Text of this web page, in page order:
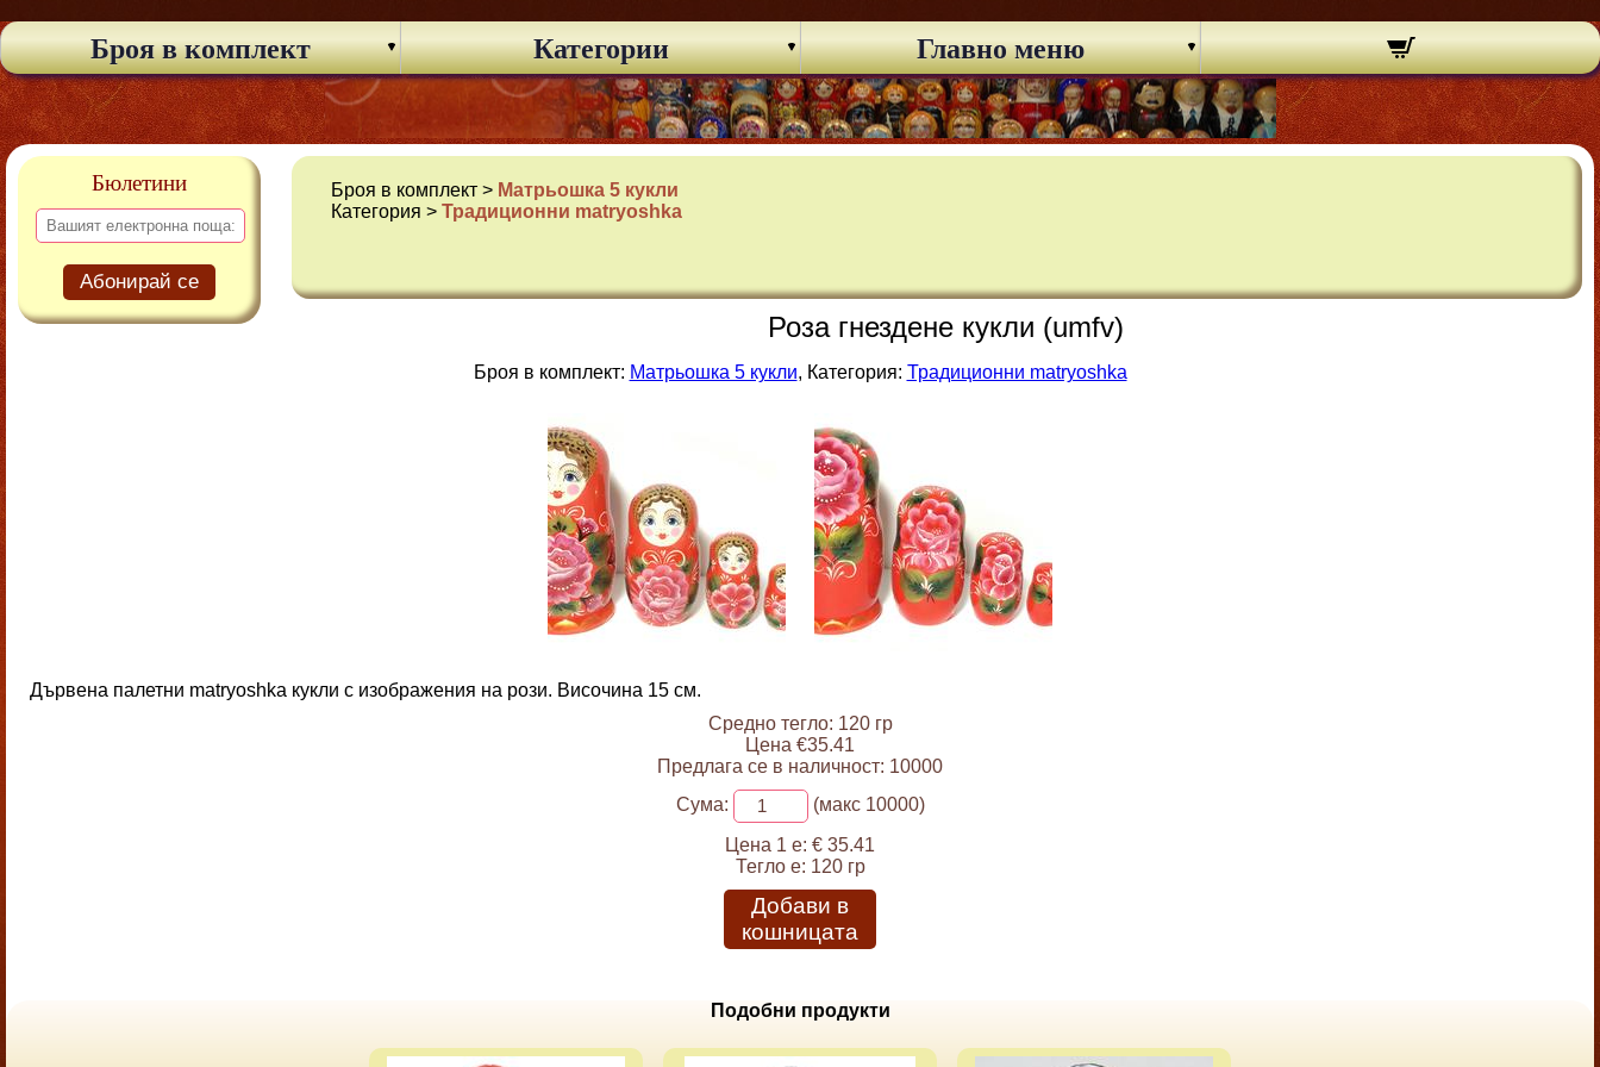
Броя в комплект Категории Главно меню
Бюлетини
Абонирай се
Броя в комплект > Матрьошка 5 кукли
Категория >Традиционни matryoshka
Роза гнездене кукли (umfv)
Броя в комплект: Матрьошка 5 кукли, Категория: Традиционни matryoshka
Дървена палетни matryoshka кукли с изображения на рози. Височина 15 см.
Средно тегло: 120 гр
Цена €35.41
Предлага се в наличност: 10000
Сума:
(макс 10000)
Цена 1 е: € 35.41
Тегло е: 120 гр
Добави в
кошницата
Подобни продукти